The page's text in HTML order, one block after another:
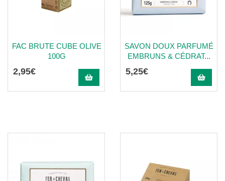
FAC BRUTE CUBE OLIVE
100G
2,95€
SAVON DOUX PARFUMÉ
EMBRUNS & CÉDRAT...
5,25€